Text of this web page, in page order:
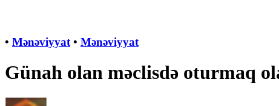
• Mənəviyyat • Mənəviyyat
Günah olan məclisdə oturmaq